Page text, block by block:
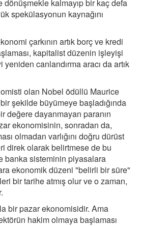
kalmayıp bir kaç defa
spekülasyonun kaynağını
çarkının artık borç ve kredi
kapitalist düzenin işleyişi
canlandırma aracı da artık
olan Nobel ödüllü Maurice
şekilde büyümeye başladığında
değere dayanmayan paranın
ekonomisinin, sonradan da,
olmadan varlığını doğru dürüst
direk olarak belirtmese de bu
banka sisteminin piyasalara
ekonomik düzeni "belirli bir süre"
bir tarihe atmış olur ve o zaman,
bir pazar ekonomisidir. Ama
hakim olmaya başlaması